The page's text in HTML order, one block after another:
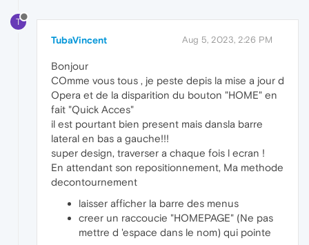
T
TubaVincent Aug 5, 2023, 2:26 PM
Bonjour
COmme vous tous , je peste depis la mise a jour d
Opera et de la disparition du bouton "HOME" en
fait "Quick Acces"
il est pourtant bien present mais dansla barre
lateral en bas a gauche!!!
super design, traverser a chaque fois l ecran !
En attendant son repositionnement, Ma methode
decontournement
laisser afficher la barre des menus
creer un raccoucie "HOMEPAGE" (Ne pas
mettre d 'espace dans le nom) qui pointe